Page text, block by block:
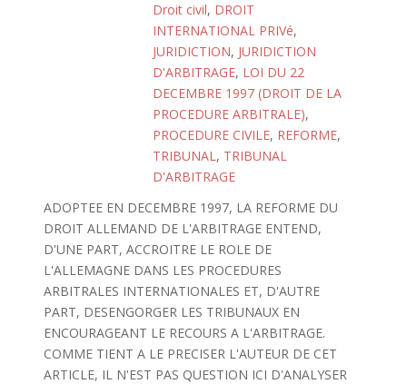
Droit civil, DROIT
INTERNATIONAL PRIVé,
JURIDICTION, JURIDICTION
D'ARBITRAGE, LOI DU 22
DECEMBRE 1997 (DROIT DE LA
PROCEDURE ARBITRALE),
PROCEDURE CIVILE, REFORME,
TRIBUNAL, TRIBUNAL
D'ARBITRAGE
ADOPTEE EN DECEMBRE 1997, LA REFORME DU
DROIT ALLEMAND DE L'ARBITRAGE ENTEND,
D'UNE PART, ACCROITRE LE ROLE DE
L'ALLEMAGNE DANS LES PROCEDURES
ARBITRALES INTERNATIONALES ET, D'AUTRE
PART, DESENGORGER LES TRIBUNAUX EN
ENCOURAGEANT LE RECOURS A L'ARBITRAGE.
COMME TIENT A LE PRECISER L'AUTEUR DE CET
ARTICLE, IL N'EST PAS QUESTION ICI D'ANALYSER